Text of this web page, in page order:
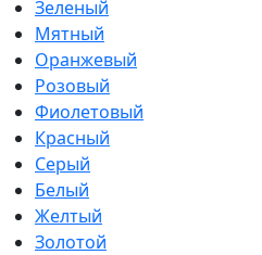
Зеленый
Мятный
Оранжевый
Розовый
Фиолетовый
Красный
Серый
Белый
Желтый
Золотой